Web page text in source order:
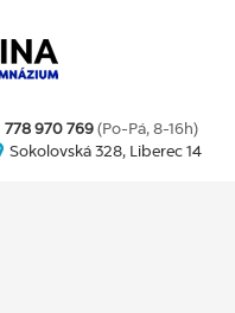
778 970 769 (Po-Pá, 8-16h)
Sokolovská 328, Liberec 14